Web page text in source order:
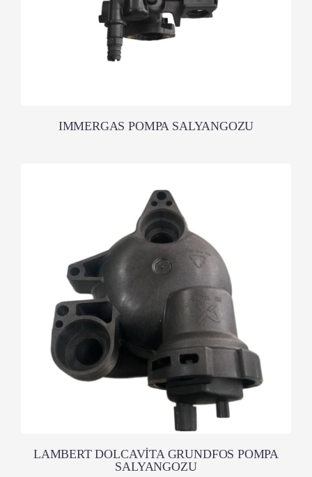
IMMERGAS POMPA SALYANGOZU
LAMBERT DOLCAVİTA GRUNDFOS POMPA
SALYANGOZU